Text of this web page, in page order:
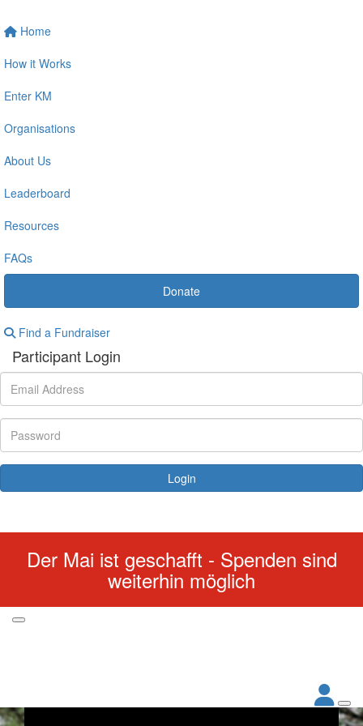
Home
How it Works
Enter KM
Organisations
About Us
Leaderboard
Resources
FAQs
Donate
Find a Fundraiser
Participant Login
Login
Der Mai ist geschafft - Spenden sind
weiterhin möglich